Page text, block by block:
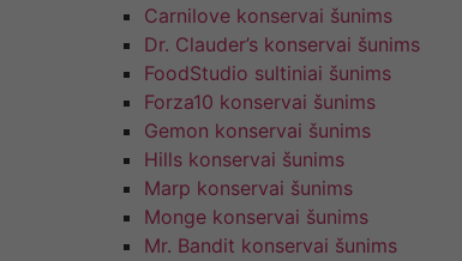
Carnilove konservai šunims
Dr. Clauder’s konservai šunims
FoodStudio sultiniai šunims
Forza10 konservai šunims
Gemon konservai šunims
Hills konservai šunims
Marp konservai šunims
Monge konservai šunims
Mr. Bandit konservai šunims